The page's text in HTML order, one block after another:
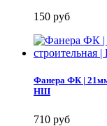
150 руб
Фанера ФК | 21мм
НШ
710 руб